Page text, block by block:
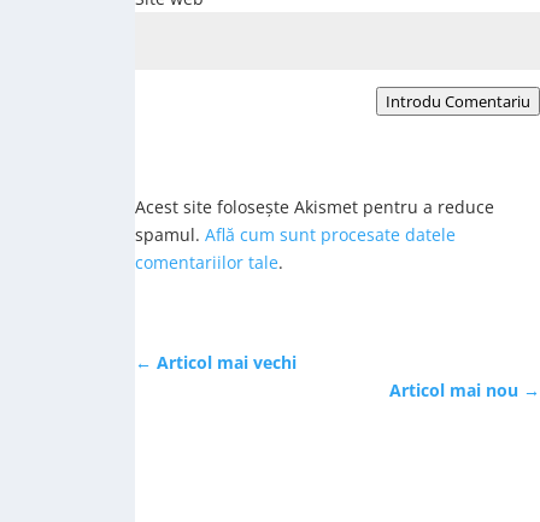
Introdu Comentariu
Acest site folosește Akismet pentru a reduce
spamul. Află cum sunt procesate datele
comentariilor tale.
← Articol mai vechi
Articol mai nou →